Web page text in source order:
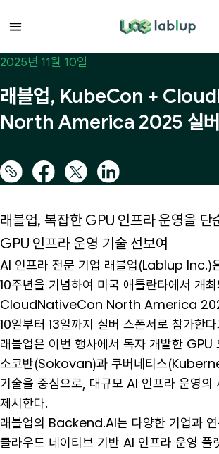
lablup.com
2025년 11월 10일
래블업, KubeCon +
North America 2025 실버
래블업, 복잡한 GPU 인프라 운영을 단
GPU 인프라 운영 기술 선보여
AI 인프라 전문 기업 래블업(Lablup Inc.)
10주년을 기념하여 미국 애틀란타에서 개
CloudNativeCon North America
10일부터 13일까지 실버 스폰서로 참가한
래블업은 이번 행사에서 독자 개발한 GPU
소코반(Sokovan)과 쿠버네티스
기술을 중심으로, 대규모 AI 인프라 운영의
제시한다.
래블업의 Backend.AI는 다양한 기업과 연
클라우드 네이티브 기반 AI 인프라 운영 플